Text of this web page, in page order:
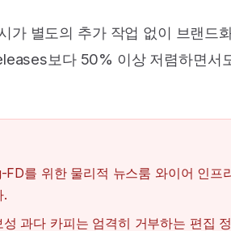
가 별도의 추가 작업 없이 브랜드
보다 50% 이상 저렴하면서
FD를 위한 물리적 뉴스룸 와이어 인프
.
성 과다 카피는 엄격히 거부하는 편집